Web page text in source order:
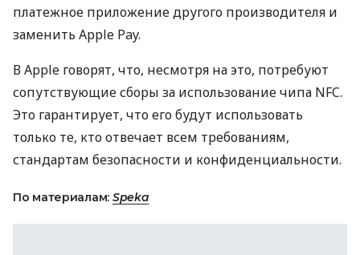
платежное приложение другого производителя и
заменить Apple Pay.
В Apple говорят, что, несмотря на это, потребуют
сопутствующие сборы за использование чипа NFC.
Это гарантирует, что его будут использовать
только те, кто отвечает всем требованиям,
стандартам безопасности и конфиденциальности.
По материалам: Speka